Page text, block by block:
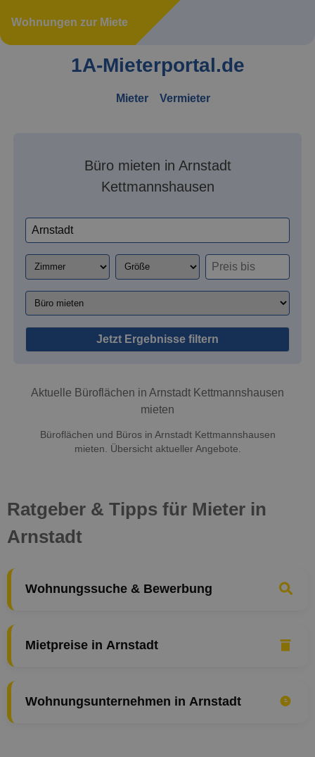
Wohnungen zur Miete
1A-Mieterportal.de
Mieter Vermieter
Büro mieten in Arnstadt
Kettmannshausen
Jetzt Ergebnisse filtern
Aktuelle Büroflächen in Arnstadt Kettmannshausen
mieten
Büroflächen und Büros in Arnstadt Kettmannshausen
mieten. Übersicht aktueller Angebote.
Ratgeber & Tipps für Mieter in
Arnstadt
Wohnungssuche & Bewerbung
Mietpreise in Arnstadt
Wohnungsunternehmen in Arnstadt